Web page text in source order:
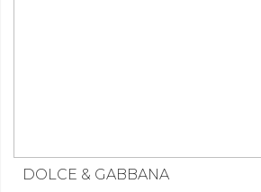
DOLCE & GABBANA